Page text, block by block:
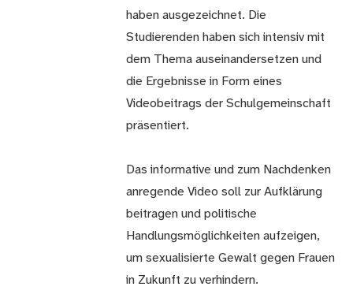
haben ausgezeichnet. Die
Studierenden haben sich intensiv mit
dem Thema auseinandersetzen und
die Ergebnisse in Form eines
Videobeitrags der Schulgemeinschaft
präsentiert.
Das informative und zum Nachdenken
anregende Video soll zur Aufklärung
beitragen und politische
Handlungsmöglichkeiten aufzeigen,
um sexualisierte Gewalt gegen Frauen
in Zukunft zu verhindern.